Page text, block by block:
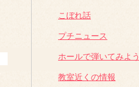
こぼれ話
プチニュース
ホールで弾いてみよう
教室近くの情報